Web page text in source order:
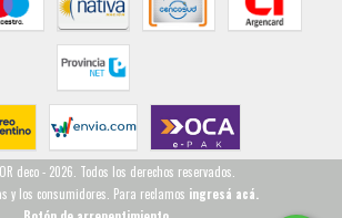
deco - 2026. Todos los derechos reservados.
y los consumidores. Para reclamos ingresá acá.